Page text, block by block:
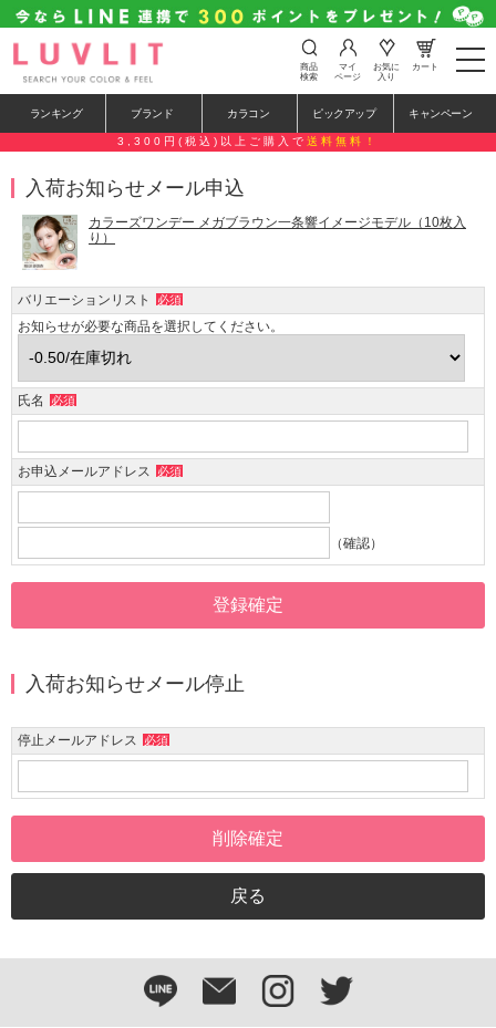
t
o
e
n
o
商品
検索
マイ
ページ
お気に
入り
カート
ランキング ブランド カラコン ピックアップ キャンペーン
3,300円(税込)以上ご購入で 送料無料！
入荷お知らせメール申込
カラーズワンデー メガブラウン一条響イメージモデル（10枚入
り）
バリエーションリスト 必須
お知らせが必要な商品を選択してください。
氏名 必須
お申込メールアドレス 必須
（確認）
入荷お知らせメール停止
停止メールアドレス 必須